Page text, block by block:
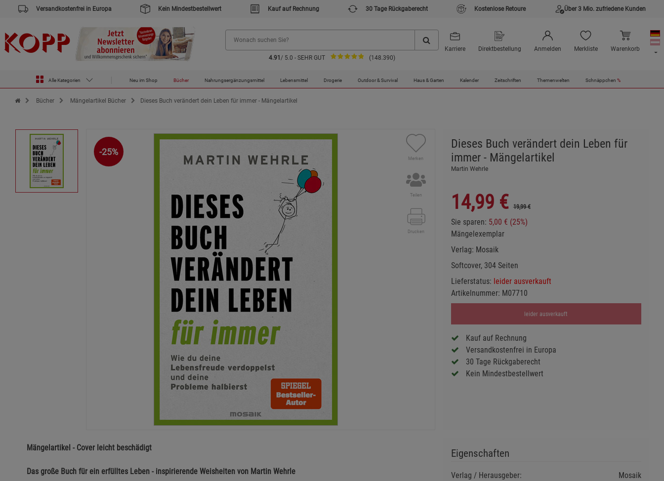
Versandkostenfrei in Europa Kein Mindestbestellwert Kauf auf Rechnung 30 Tage Rückgaberecht Kostenlose Retoure Über 3 Mio. zufriedene Kunden
4.91 / 5.0 - SEHR GUT (148.390)
Karriere Direktbestellung Anmelden Merkliste Warenkorb
Alle Kategorien Neu im Shop Bücher Nahrungsergänzungsmittel Lebensmittel Drogerie Outdoor & Survival Haus & Garten Kalender Zeitschriften Themenwelten Schnäppchen %
Zur Startseite des Kopp Verlag Online-Shop
Bücher Mängelartikel Bücher Dieses Buch verändert dein Leben für immer - Mängelartikel
-25%
Merken
Teilen
Drucken
Dieses Buch verändert dein Leben für
immer - Mängelartikel
Martin Wehrle
14,99 € 19,99 €
Sie sparen: 5,00 € (25%)
Mängelexemplar
Verlag: Mosaik
Softcover, 304 Seiten
Lieferstatus: leider ausverkauft
Artikelnummer: M07710
leider ausverkauft
Kauf auf Rechnung
Versandkostenfrei in Europa
30 Tage Rückgaberecht
Kein Mindestbestellwert
Mängelartikel - Cover leicht beschädigt
Das große Buch für ein erfülltes Leben - inspirierende Weisheiten von Martin Wehrle
Eigenschaften
Verlag / Herausgeber:
Mosaik